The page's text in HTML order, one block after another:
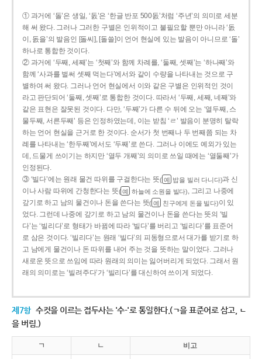
① 과거에 ‘돌’은 생일, ‘돐’은 ‘한글 반포 500돐’처럼 ‘주년’의 의미로 세분
해 써 왔다. 그러나 그러한 구별은 인위적이고 불필요할 뿐만 아니라 ‘돐
이, 돐을’의 발음인 [돌씨], [돌쓸]이 언어 현실에 있는 발음이 아니므로 ‘돌’
하나로 통합한 것이다.
② 과거에 ‘두째, 세째’는 ‘첫째’와 함께 차례를, ‘둘째, 셋째’는 ‘하나째’와
함께 ‘사과를 벌써 셋째 먹는다’에서와 같이 수량을 나타내는 것으로 구
별하여 써 왔다. 그러나 언어 현실에서 이와 같은 구별은 인위적인 것이
라고 판단되어 ‘둘째, 셋째’로 통합한 것이다. 따라서 ‘두째, 세째, 네째’와
같은 표현은 잘못된 것이다. 다만, ‘두째’가 다른 수 뒤에 오는 ‘열두째, 스
물두째, 서른두째’ 등은 인정하였는데, 이는 받침 ‘ㄹ’ 발음이 분명히 탈락
하는 언어 현실을 근거로 한 것이다. 순서가 첫 번째나 두 번째쯤 되는 차
례를 나타내는 ‘한두째’에서도 ‘두째’로 쓴다. 그러나 이에도 예외가 있는
데, 드물게 쓰이기는 하지만 ‘열두 개째’의 의미로 쓰일 때에는 ‘열둘째’가
인정된다.
③ ‘빌다’에는 원래 물건 따위를 구걸한다는 뜻( 예 밥을 빌러 다니다)과 신
이나 사람 따위에 간청한다는 뜻( 예 하늘에 소원을 빌다), 그리고 나중에
갚기로 하고 남의 물건이나 돈을 쓴다는 뜻( 예 친구에게 돈을 빌다)이 있
었다. 그런데 나중에 갚기로 하고 남의 물건이나 돈을 쓴다는 뜻의 ‘빌
다’는 ‘빌리다’로 형태가 바뀜에 따라 ‘빌다’를 버리고 ‘빌리다’를 표준어
로 삼은 것이다. ‘빌리다’는 원래 ‘빌다’의 피동형으로서 대가를 받기로 하
고 남에게 물건이나 돈 따위를 내어 주는 것을 뜻하는 말이었다. 그러나
새로운 뜻으로 쓰임에 따라 원래의 의미는 잃어버리게 되었다. 그래서 원
래의 의미로는 ‘빌려주다’가 ‘빌리다’를 대신하여 쓰이게 되었다.
제7항 수컷을 이르는 접두사는 '수-'로 통일한다.(ㄱ을 표준어로 삼고, ㄴ
을 버림.)
ㄱ ㄴ 비고